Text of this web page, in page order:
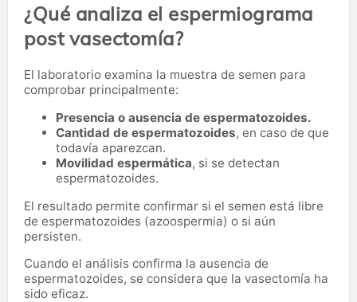
¿Qué analiza el espermiograma
post vasectomía?
El laboratorio examina la muestra de semen para
comprobar principalmente:
Presencia o ausencia de espermatozoides.
Cantidad de espermatozoides, en caso de que
todavía aparezcan.
Movilidad espermática, si se detectan
espermatozoides.
El resultado permite confirmar si el semen está libre
de espermatozoides (azoospermia) o si aún
persisten.
Cuando el análisis confirma la ausencia de
espermatozoides, se considera que la vasectomía ha
sido eficaz.